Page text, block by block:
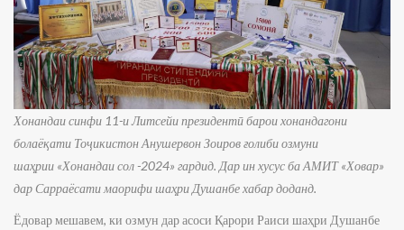
Хонандаи синфи 11-и Литсейи президентӣ барои хонандагони
болаёқати Тоҷикистон Анушервон Зоиров ғолиби озмуни
шаҳрии «Хонандаи сол -2024» гардид. Дар ин хусус ба АМИТ«Ховар»
дар Сарраёсати маорифи шаҳри Душанбе хабар доданд.
Ёдовар мешавем, ки озмун дар асоси Қарори Раиси шаҳри Душанбе